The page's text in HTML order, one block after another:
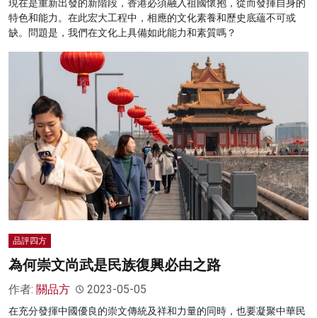
現在是重新出發的新階段，香港必須融入祖國懷抱，從而發揮自身的
特色和能力。在此宏大工程中，相應的文化素養和歷史底蘊不可或
缺。問題是，我們在文化上具備如此能力和素質嗎？
品評四方
為何崇文尚武是民族復興必由之路
作者: 關品方 2023-05-05
在充分發揮中國優良的崇文傳統及祥和力量的同時，也要凝聚中華民